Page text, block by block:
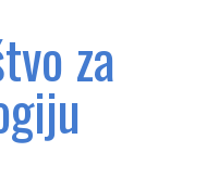
za